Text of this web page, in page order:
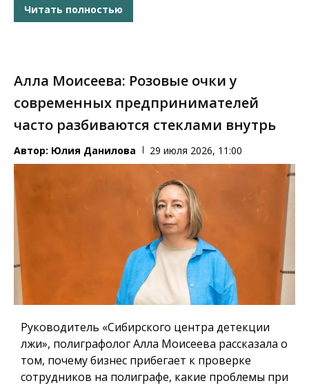
Читать полностью
Алла Моисеева: Розовые очки у
современных предпринимателей
часто разбиваются стеклами внутрь
Автор: Юлия Данилова 29 июля 2026, 11:00
Руководитель «Сибирского центра детекции
лжи», полиграфолог Алла Моисеева рассказала о
том, почему бизнес прибегает к проверке
сотрудников на полиграфе, какие проблемы при